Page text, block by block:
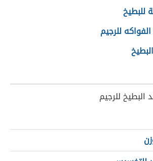
للبطيخ
للرجيم